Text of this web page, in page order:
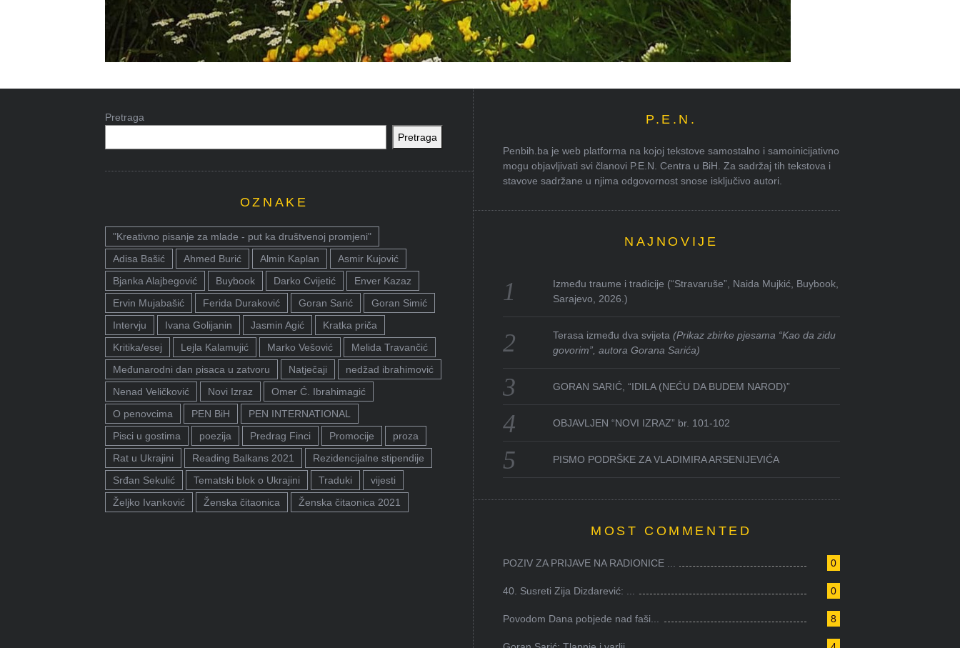
Pretraga
Pretraga
OZNAKE
"Kreativno pisanje za mlade - put ka društvenoj promjeni"
Adisa Bašić
Ahmed Burić Almin Kaplan
Asmir Kujović
Bjanka Alajbegović
Buybook Darko Cvijetić
Enver Kazaz
Ervin Mujabašić
Ferida Duraković Goran Sarić
Goran Simić
Intervju
Ivana Golijanin Jasmin Agić
Kratka priča
Kritika/esej
Lejla Kalamujić Marko Vešović
Melida Travančić
Međunarodni dan pisaca u zatvoru
Natječaji
nedžad ibrahimović
Nenad Veličković
Novi Izraz
Omer Ć. Ibrahimagić
O penovcima
PEN BiH
PEN INTERNATIONAL
Pisci u gostima
poezija Predrag Finci Promocije
proza
Rat u Ukrajini
Reading Balkans 2021
Rezidencijalne stipendije
Srđan Sekulić
Tematski blok o Ukrajini Traduki
vijesti
Željko Ivanković
Ženska čitaonica Ženska čitaonica 2021
P.E.N.
Penbih.ba je web platforma na kojoj tekstove samostalno i samoinicijativno
mogu objavljivati svi članovi P.E.N. Centra u BiH. Za sadržaj tih tekstova i
stavove sadržane u njima odgovornost snose isključivo autori.
NAJNOVIJE
Između traume i tradicije (“Stravaruše”, Naida Mujkić, Buybook,
Sarajevo, 2026.)
Terasa između dva svijeta(Prikaz zbirke pjesama “Kao da zidu
govorim”, autora Gorana Sarića)
GORAN SARIĆ, “IDILA (NEĆU DA BUDEM NAROD)”
OBJAVLJEN “NOVI IZRAZ” br. 101-102
PISMO PODRŠKE ZA VLADIMIRA ARSENIJEVIĆA
MOST COMMENTED
0
POZIV ZA PRIJAVE NA RADIONICE ...
0
40. Susreti Zija Dizdarević: ...
8
Povodom Dana pobjede nad faši...